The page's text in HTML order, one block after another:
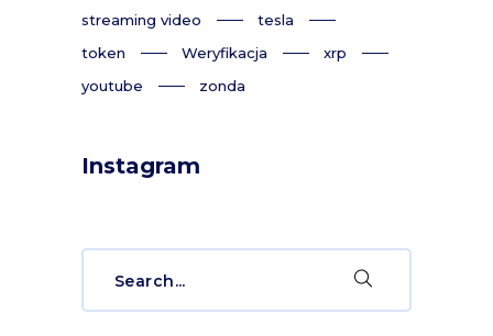
streaming video
tesla
token
Weryfikacja
xrp
youtube
zonda
Instagram